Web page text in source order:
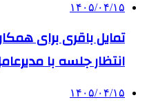
۱۴۰۵/۰۴/۱۵
تمایل باقری برای
انتظار جلسه با
۱۴۰۵/۰۴/۱۵